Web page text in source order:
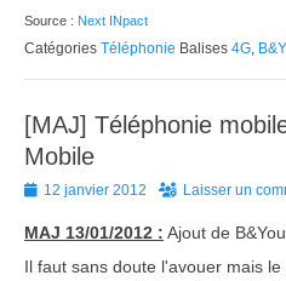
Source : Next INpact
Catégories Téléphonie Balises 4G,
[MAJ] Téléphonie
Mobile
Posted12 janvier 2012 Laisser un
MAJ 13/01/2012 : Ajout de B&You
Il faut sans doute l'avouer mais